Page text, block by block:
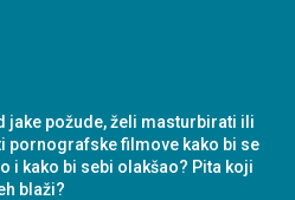
jake požude, želi masturbirati ili
pornografske filmove kako bi se
i kako bi sebi olakšao? Pita koji
blaži?